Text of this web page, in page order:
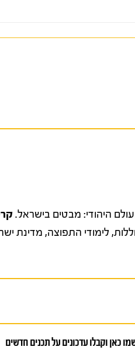
,לימודי התפוצה, מדינת
כאן וקבלו עדכונים על תכנים חדשים